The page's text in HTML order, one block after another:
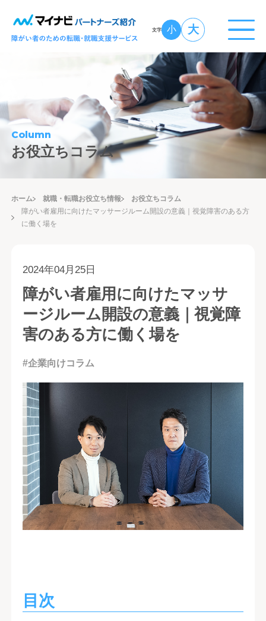
文字 小 大
Column
お役立ちコラム
ホーム 就職・転職お役立ち情報
お役立ちコラム
障がい者雇用に向けたマッサージルーム開設の意義｜視覚障害のある方
に働く場を
2024年04月25日
障がい者雇用に向けたマッサ
ージルーム開設の意義｜視覚障
害のある方に働く場を
#企業向けコラム
目次